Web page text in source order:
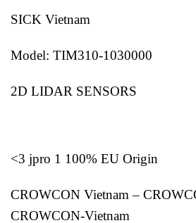
SICK Vietnam
Model: TIM310-1030000
2D LIDAR SENSORS
<3 jpro 1 100% EU Origin
CROWCON Vietnam –
CROWCON-Vietnam